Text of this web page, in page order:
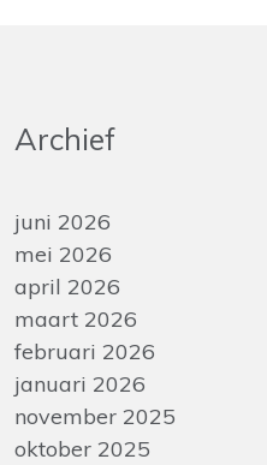
Archief
juni 2026
mei 2026
april 2026
maart 2026
februari 2026
januari 2026
november 2025
oktober 2025